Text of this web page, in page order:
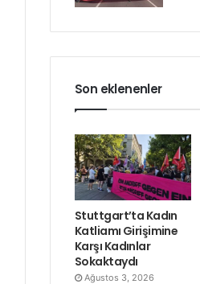
Son eklenenler
Stuttgart’ta Kadın
Katliamı Girişimine
Karşı Kadınlar
Sokaktaydı
Ağustos 3, 2026